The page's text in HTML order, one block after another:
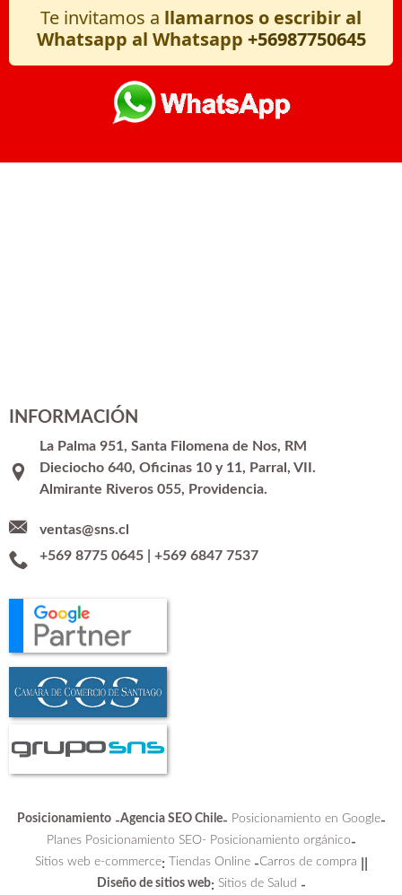
Te invitamos a llamarnos o escribir al
Whatsapp al Whatsapp +56987750645
INFORMACIÓN
La Palma 951, Santa Filomena de Nos, RM
Dieciocho 640, Oficinas 10 y 11, Parral, VII.
Almirante Riveros 055, Providencia.
ventas@sns.cl
+569 8775 0645| +569 6847 7537
Posicionamiento-Agencia SEO Chile- Posicionamiento en Google-
Planes Posicionamiento SEO- Posicionamiento orgánico-
Sitios web e-commerce: Tiendas Online-Carros de compra
Diseño de sitios web: Sitios de Salud -